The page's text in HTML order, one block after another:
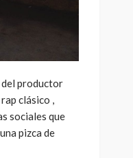
del productor
clásico ,
sociales que
pizca de